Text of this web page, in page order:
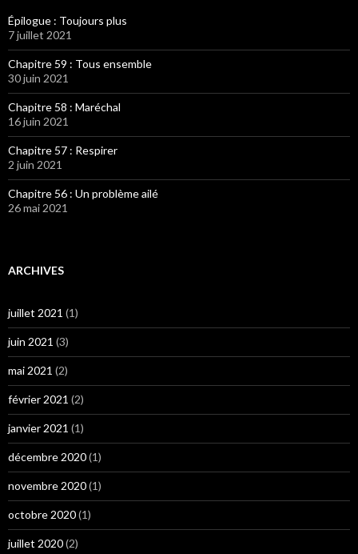
Épilogue : Toujours plus
7 juillet 2021
Chapitre 59 : Tous ensemble
30 juin 2021
Chapitre 58 : Maréchal
16 juin 2021
Chapitre 57 : Respirer
2 juin 2021
Chapitre 56 : Un problème ailé
26 mai 2021
ARCHIVES
juillet 2021 (1)
juin 2021 (3)
mai 2021 (2)
février 2021 (2)
janvier 2021 (1)
décembre 2020(1)
novembre 2020(1)
octobre 2020(1)
juillet 2020(2)